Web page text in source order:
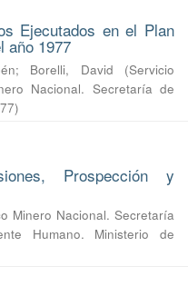
Ejecutados en el Plan
año 1977
; Borelli, David (Servicio
Nacional. Secretaría de
)
Prospección y
Minero Nacional. Secretaría
Humano. Ministerio de